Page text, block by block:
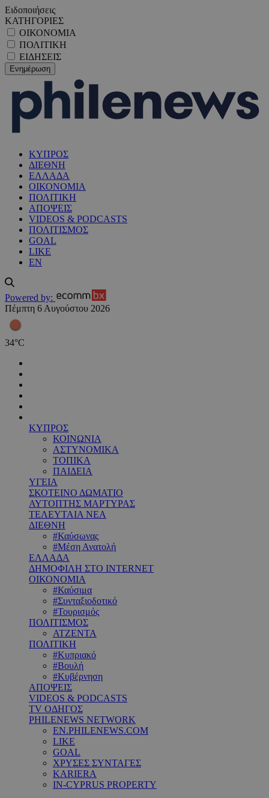
Ειδοποιήσεις
ΚΑΤΗΓΟΡΙΕΣ
ΟΙΚΟΝΟΜΙΑ
ΠΟΛΙΤΙΚΗ
ΕΙΔΗΣΕΙΣ
ΚΥΠΡΟΣ
ΔΙΕΘΝΗ
ΕΛΛΑΔΑ
ΟΙΚΟΝΟΜΙΑ
ΠΟΛΙΤΙΚΗ
ΑΠΟΨΕΙΣ
VIDEOS & PODCASTS
ΠΟΛΙΤΙΣΜΟΣ
GOAL
LIKE
EN
Powered by:
Πέμπτη 6 Αυγούστου 2026
34°C
ΚΥΠΡΟΣ
ΚΟΙΝΩΝΙΑ
ΑΣΤΥΝΟΜΙΚΑ
ΤΟΠΙΚΑ
ΠΑΙΔΕΙΑ
ΥΓΕΙΑ
ΣΚΟΤΕΙΝΟ ΔΩΜΑΤΙΟ
ΑΥΤΟΠΤΗΣ ΜΑΡΤΥΡΑΣ
ΤΕΛΕΥΤΑΙΑ ΝΕΑ
ΔΙΕΘΝΗ
#Καύσωνας
#Μέση Ανατολή
ΕΛΛΑΔΑ
ΔΗΜΟΦΙΛΗ ΣΤΟ INTERNET
ΟΙΚΟΝΟΜΙΑ
#Καύσιμα
#Συνταξιοδοτικό
#Τουρισμός
ΠΟΛΙΤΙΣΜΟΣ
ΑΤΖΕΝΤΑ
ΠΟΛΙΤΙΚΗ
#Κυπριακό
#Βουλή
#Κυβέρνηση
ΑΠΟΨΕΙΣ
VIDEOS & PODCASTS
TV ΟΔΗΓΟΣ
PHILENEWS NETWORK
EN.PHILENEWS.COM
LIKE
GOAL
ΧΡΥΣΕΣ ΣΥΝΤΑΓΕΣ
KARIERA
IN-CYPRUS PROPERTY